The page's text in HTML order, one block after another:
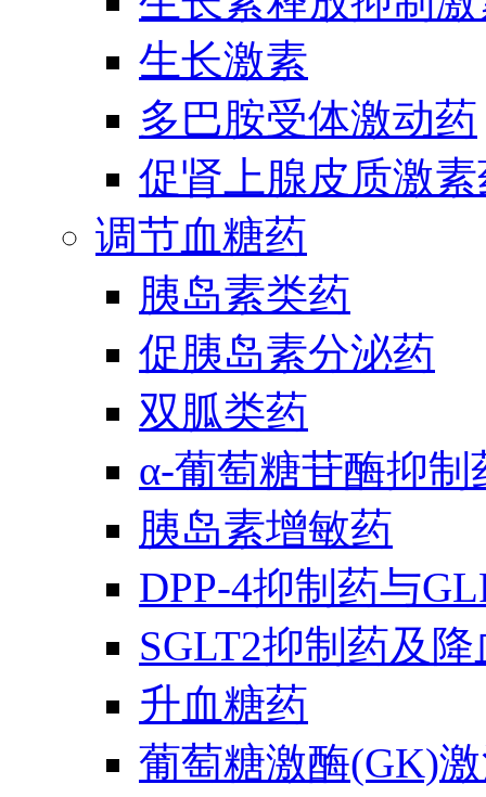
生长激素
多巴胺受体激动药
促肾上腺皮质激
调节血糖药
胰岛素类药
促胰岛素分泌药
双胍类药
α-葡萄糖苷酶抑制
胰岛素增敏药
DPP-4抑制药与
SGLT2抑制药及
升血糖药
葡萄糖激酶(GK)